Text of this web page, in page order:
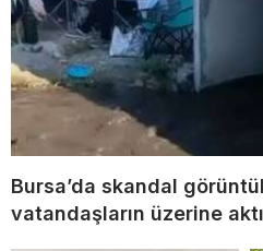
Bursa’da skandal
vatandaşların üzerine aktı